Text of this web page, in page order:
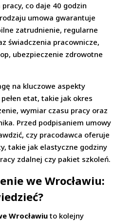
co daje 40 godzin
umowa gwarantuje
zatrudnienie, regularne
świadczenia pracownicze,
ubezpieczenie zdrowotne
na kluczowe aspekty
etat, takie jak okres
wymiar czasu pracy oraz
Przed podpisaniem umowy
czy pracodawca oferuje
takie jak elastyczne godziny
zdalnej czy pakiet szkoleń.
we Wrocławiu:
Wrocławiu to kolejny